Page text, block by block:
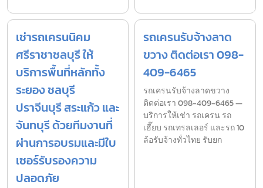
เช่ารถเครนนิคม
ศรีราชาชลบุรี ให้
บริการพื้นที่หลักทั้ง
ระยอง ชลบุรี
ปราจีนบุรี สระแก้ว และ
จันทบุรี ด้วยทีมงานที่
ผ่านการอบรมและมีใบ
เซอร์รับรองความ
ปลอดภัย
รถเครนรับจ้างลาด
ขวาง ติดต่อเรา 098-
409-6465
รถเครนรับจ้างลาดขวาง
ติดต่อเรา 098-409-6465 —
บริการให้เช่า รถเครน รถ
เฮี๊ยบ รถเทรลเลอร์ และรถ 10
ล้อรับจ้างทั่วไทย รับยก